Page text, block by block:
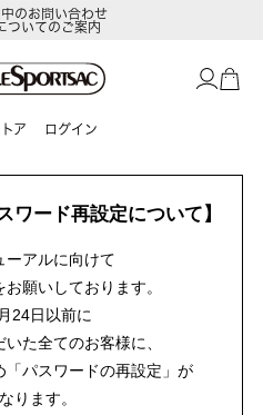
のお問い合わせ
ついてのご案内
ア ログイン
ワード再設定について】
ーアルに向けて
願いしております。
24日以前に
た全てのお客様に、
「パスワードの再設定」が
ります。